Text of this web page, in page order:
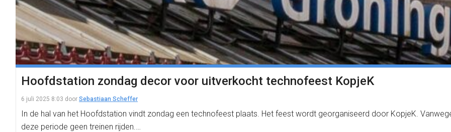
Hoofdstation zondag decor voor uitverkocht technofeest KopjeK
6 juli 2025 8:03 door Sebastiaan Scheffer
In de hal van het Hoofdstation vindt zondag een technofeest plaats. Het feest wordt georganiseerd door KopjeK.
deze periode geen treinen rijden.…